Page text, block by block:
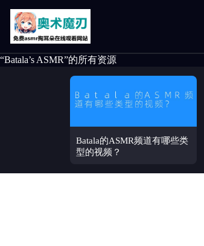
“Batala’s ASMR”的所有资源
Batala的ASMR频道有哪些类
型的视频？